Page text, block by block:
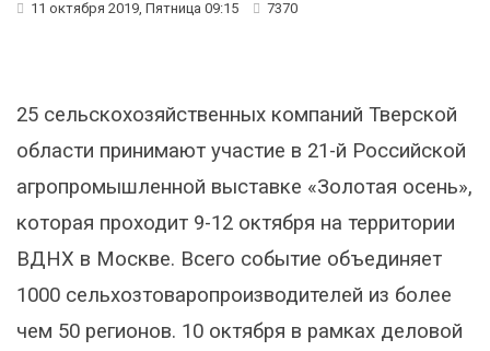
11 октября 2019, Пятница 09:15 7370
25 сельскохозяйственных компаний Тверской
области принимают участие в 21-й Российской
агропромышленной выставке «Золотая осень»,
которая проходит 9-12 октября на территории
ВДНХ в Москве. Всего событие объединяет
1000 сельхозтоваропроизводителей из более
чем 50 регионов. 10 октября в рамках деловой